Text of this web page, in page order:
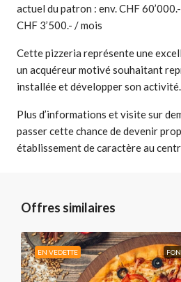
actuel du patron : env. CHF
CHF 3’500.- / mois
Cette pizzeria représente une
un acquéreur motivé souhaitant
installée et développer son activité.
Plus d’informations et visite sur
passer cette chance de devenir
établissement de caractère au
Offres similaires
EN VEDETTE